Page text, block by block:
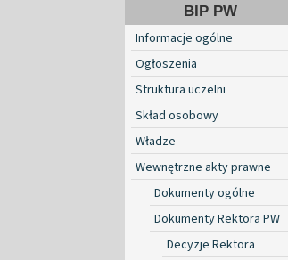
BIP PW
Informacje ogólne
Ogłoszenia
Struktura uczelni
Skład osobowy
Władze
Wewnętrzne akty prawne
Dokumenty ogólne
Dokumenty Rektora PW
Decyzje Rektora